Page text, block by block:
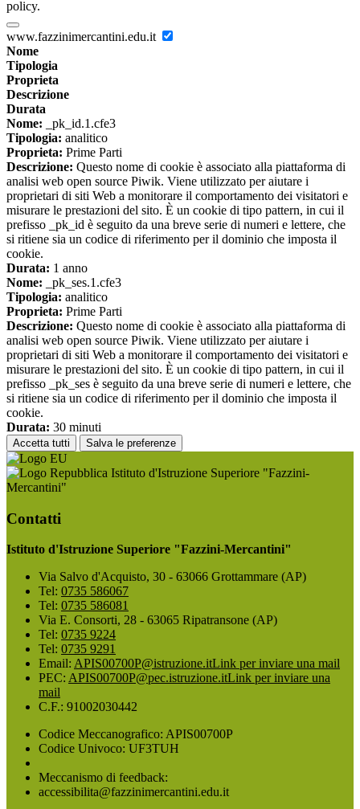
policy.
www.fazzinimercantini.edu.it
Nome
Tipologia
Proprieta
Descrizione
Durata
Nome: _pk_id.1.cfe3
Tipologia: analitico
Proprieta: Prime Parti
Descrizione: Questo nome di cookie è associato alla piattaforma di
analisi web open source Piwik. Viene utilizzato per aiutare i
proprietari di siti Web a monitorare il comportamento dei visitatori e
misurare le prestazioni del sito. È un cookie di tipo pattern, in cui il
prefisso _pk_id è seguito da una breve serie di numeri e lettere, che
si ritiene sia un codice di riferimento per il dominio che imposta il
cookie.
Durata: 1 anno
Nome: _pk_ses.1.cfe3
Tipologia: analitico
Proprieta: Prime Parti
Descrizione: Questo nome di cookie è associato alla piattaforma di
analisi web open source Piwik. Viene utilizzato per aiutare i
proprietari di siti Web a monitorare il comportamento dei visitatori e
misurare le prestazioni del sito. È un cookie di tipo pattern, in cui il
prefisso _pk_ses è seguito da una breve serie di numeri e lettere, che
si ritiene sia un codice di riferimento per il dominio che imposta il
cookie.
Durata: 30 minuti
Accetta tutti Salva le preferenze
Istituto d'Istruzione Superiore "Fazzini-
Mercantini"
Contatti
Istituto d'Istruzione Superiore "Fazzini-Mercantini"
Via Salvo d'Acquisto, 30 - 63066 Grottammare (AP)
Tel: 0735 586067
Tel: 0735 586081
Via E. Consorti, 28 - 63065 Ripatransone (AP)
Tel: 0735 9224
Tel: 0735 9291
Email: APIS00700P@istruzione.itLink per inviare una mail
PEC: APIS00700P@pec.istruzione.itLink per inviare una
mail
C.F.: 91002030442
Codice Meccanografico: APIS00700P
Codice Univoco: UF3TUH
Meccanismo di feedback:
accessibilita@fazzinimercantini.edu.it